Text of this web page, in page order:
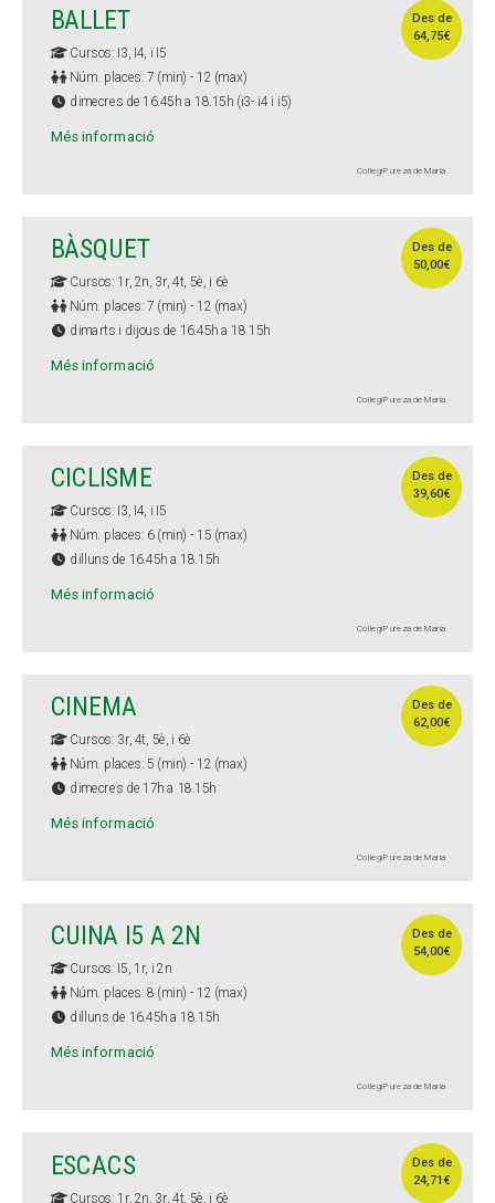
Des de
64,75€
BALLET
Cursos: I3, I4, i I5
Núm. places: 7 (min) - 12 (max)
dimecres de 16.45h a 18.15h (i3- i4 i i5)
Més informació
Col·legi Pureza de María
Des de
50,00€
BÀSQUET
Cursos: 1r, 2n, 3r, 4t, 5è, i 6è
Núm. places: 7 (min) - 12 (max)
dimarts i dijous de 16.45h a 18.15h
Més informació
Col·legi Pureza de María
Des de
39,60€
CICLISME
Cursos: I3, I4, i I5
Núm. places: 6 (min) - 15 (max)
dilluns de 16.45h a 18.15h
Més informació
Col·legi Pureza de María
Des de
62,00€
CINEMA
Cursos: 3r, 4t, 5è, i 6è
Núm. places: 5 (min) - 12 (max)
dimecres de 17h a 18.15h
Més informació
Col·legi Pureza de María
Des de
54,00€
CUINA I5 A 2N
Cursos: I5, 1r, i 2n
Núm. places: 8 (min) - 12 (max)
dilluns de 16.45h a 18.15h
Més informació
Col·legi Pureza de María
Des de
24,71€
ESCACS
Cursos: 1r, 2n, 3r, 4t, 5è, i 6è